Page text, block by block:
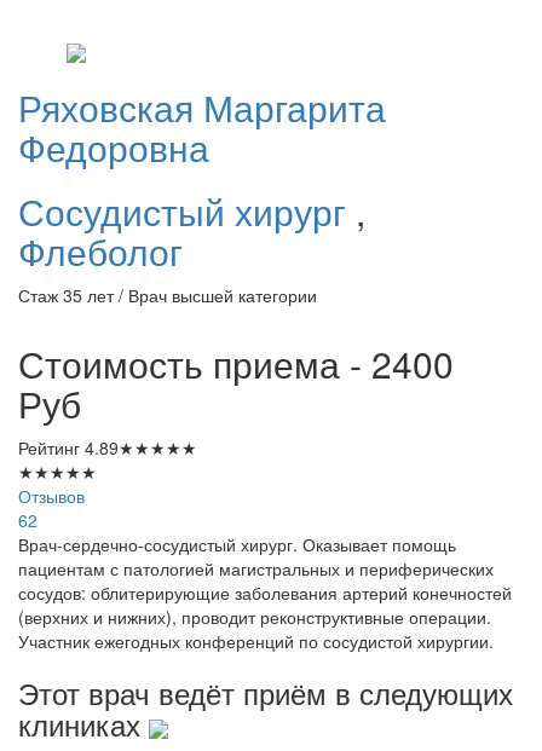
Ряховская Маргарита
Федоровна
Сосудистый хирург ,
Флеболог
Стаж 35 лет / Врач высшей категории
Стоимость приема - 2400
Руб
Рейтинг 4.89★★★★★
★★★★★
Отзывов
62
Врач-сердечно-сосудистый хирург. Оказывает помощь
пациентам с патологией магистральных и периферических
сосудов: облитерирующие заболевания артерий конечностей
(верхних и нижних), проводит реконструктивные операции.
Участник ежегодных конференций по сосудистой хирургии.
Этот врач ведёт приём в следующих
клиниках